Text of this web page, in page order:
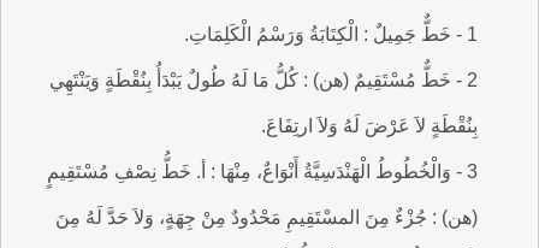
1 - خَطٌّ جَمِيلٌ : الْكِتَابَةُ وَرَسْمُ الْكَلِمَاتِ.
2 - خَطٌّ مُسْتَقِيمٌ (هن) : كُلُّ مَا لَهُ طُولٌ يَبْدَأُ بِنُقْطَةٍ وَيَنْتَهِي
بِنُقْطَةٍ لاَ عَرْضَ لَهُ وَلاَ ارتِفَاعَ.
3 - وَالْخُطُوطُ الْهَنْدَسِيَّةُ أَنْوَاعٌ، مِنْهَا : أ. خَطُّ نِصْفِ مُسْتَقِيمٍ
(هن) : جُزْءٌ مِنَ المسْتَقِيمِ مَحْدُودٌ مِنْ جِهَةٍ، وَلاَ حَدَّ لَهُ مِنَ